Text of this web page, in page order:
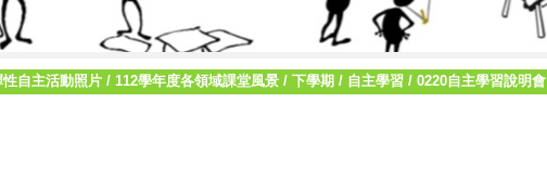
性自主活動照片/ 112學年度各領域課堂風景/ 下學期 / 自主學習/ 0220自主學習說明會